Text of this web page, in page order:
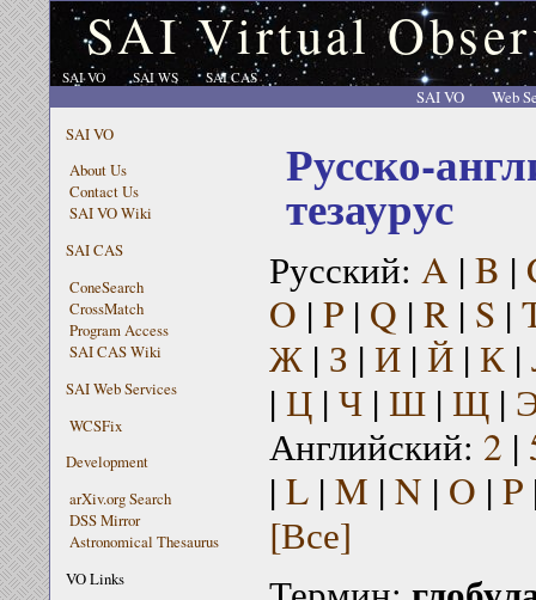
SAI Virtual
SAI VO SAI WS SAI CAS
SAI VO
Web
SAI VO
About Us
Contact Us
SAI VO Wiki
SAI CAS
ConeSearch
CrossMatch
Program Access
SAI CAS Wiki
SAI Web Services
WCSFix
Development
arXiv.org Search
DSS Mirror
Astronomical Thesaurus
VO Links
Русско-
тезаурус
Русский: A | B |
O | P| Q | R| S |
Ж| З | И| Й| К|
| Ц| Ч| Ш| Щ|
Английский: 2 |
| L| M | N | O | P
[Все]